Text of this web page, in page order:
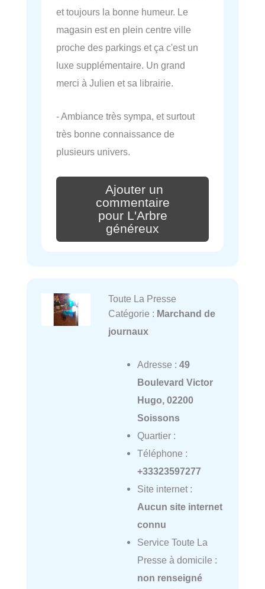
et toujours la bonne humeur. Le
magasin est en plein centre ville
proche des parkings et ça c'est un
luxe supplémentaire. Un grand
merci à Julien et sa librairie.
- Ambiance très sympa, et surtout
très bonne connaissance de
plusieurs univers.
Ajouter un
commentaire
pour L'Arbre
généreux
Toute La Presse
Catégorie : Marchand de
journaux
Adresse : 49
Boulevard Victor
Hugo, 02200
Soissons
Quartier :
Téléphone :
+33323597277
Site internet :
Aucun site internet
connu
Service Toute La
Presse à domicile :
non renseigné